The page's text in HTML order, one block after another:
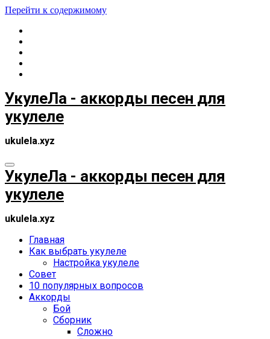
Перейти к содержимому
УкулеЛа - аккорды песен для
укулеле
ukulela.xyz
УкулеЛа - аккорды песен для
укулеле
ukulela.xyz
Главная
Как выбрать укулеле
Настройка укулеле
Совет
10 популярных вопросов
Аккорды
Бой
Сборник
Сложно